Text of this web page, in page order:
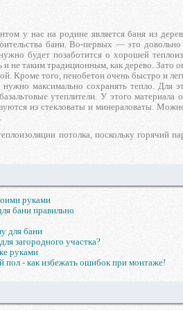
у нас на родине является баня из
бани. Во-первых — это
будет позаботится о хорошей
не таким традиционным, как дерево. Зато
Кроме того, пенобетон очень быстро и
максимально сохранять тепло. Для
утеплители. У этого
из стекловаты и минераловаты.
потолка, поскольку
руками
бани правильно
для бани
загородного участка?
руками
пол - как избежать ошибок при монтаже!